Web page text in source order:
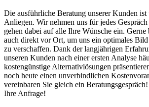
Die ausführliche Beratung unserer Kunden ist
Anliegen. Wir nehmen uns für jedes
gehen dabei auf alle Ihre Wünsche ein. Gerne
auch direkt vor Ort, um uns ein optimales Bild
zu verschaffen. Dank der langjährigen
unseren Kunden nach einer ersten Analyse
kostengünstige Alternativlösungen
noch heute einen unverbindlichen
vereinbaren Sie gleich ein
Ihre Anfrage!